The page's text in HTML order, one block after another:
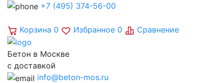
+7 (495) 374-56-00
Корзина 0 Избранное 0 Сравнение
Бетон в Москве
с доставкой
info@beton-mos.ru